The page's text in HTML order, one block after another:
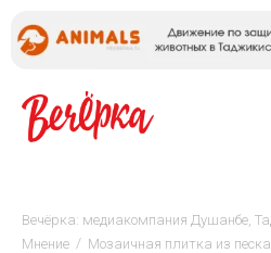
Вечёрка: медиакомпания Душанбе,
Мнение / Мозаичная плитка из